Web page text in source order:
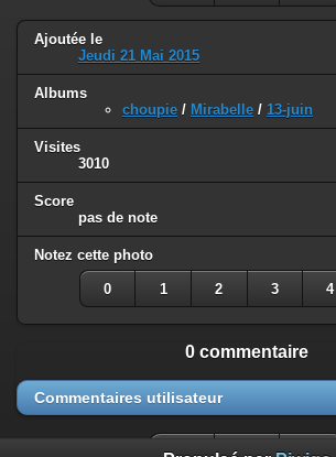
Ajoutée le
Jeudi 21 Mai 2015
Albums
choupie / Mirabelle / 13-juin
Visites
3010
Score
pas de note
Notez cette photo
0 1 2 3 4
0 commentaire
Commentaires utilisateur